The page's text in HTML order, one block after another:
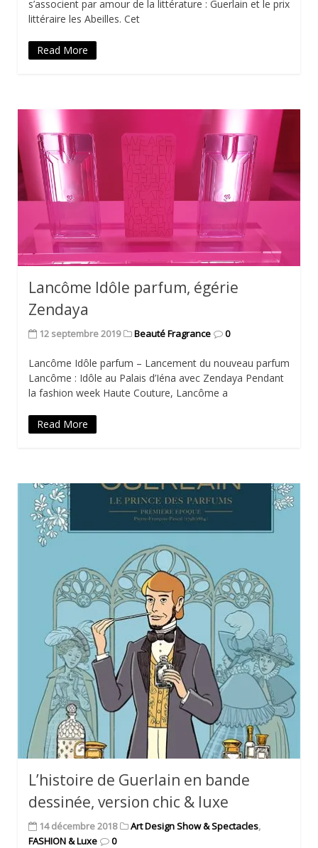
s’associent par amour de la littérature : Guerlain et le prix
littéraire les Abeilles. Cet
Read More
Lancôme Idôle parfum, égérie
Zendaya
12 septembre 2019 Beauté Fragrance 0
Lancôme Idôle parfum – Lancement du nouveau parfum
Lancôme : Idôle au Palais d’Iéna avec Zendaya Pendant
la fashion week Haute Couture, Lancôme a
Read More
L’histoire de Guerlain en bande
dessinée, version chic & luxe
14 décembre 2018 Art Design Show & Spectacles,
FASHION & Luxe
0